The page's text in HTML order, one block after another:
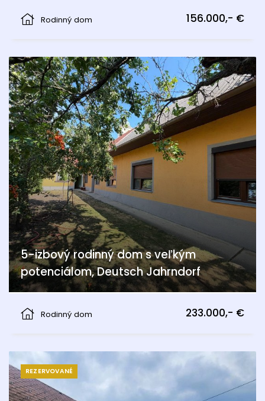
Rodinný dom
156.000,- €
5-izbový rodinný dom s veľkým
potenciálom, Deutsch Jahrndorf
Rodinný dom
233.000,- €
REZERVOVANÉ